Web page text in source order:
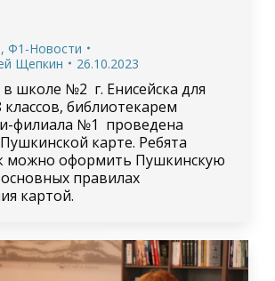
, Ф1-Новости
Щепкин 26.10.2023
в школе №2 г. Енисейска для
классов, библиотекарем
филиала №1 проведена
карте. Ребята
можно оформить Пушкинскую
правилах
картой.